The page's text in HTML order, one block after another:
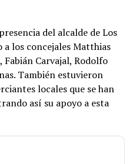
del alcalde de Los
los concejales Matthias
Fabián Carvajal, Rodolfo
También estuvieron
locales que se han
así su apoyo a esta